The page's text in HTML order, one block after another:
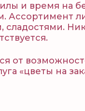
и время на
Ассортимент
сладостями.
от
«цветы на